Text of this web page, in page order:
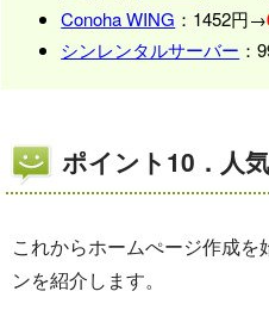
Conoha WING ：1452円→
シンレンタルサーバー ：
ポイント10．人
これからホームぺージ作成
ンを紹介します。